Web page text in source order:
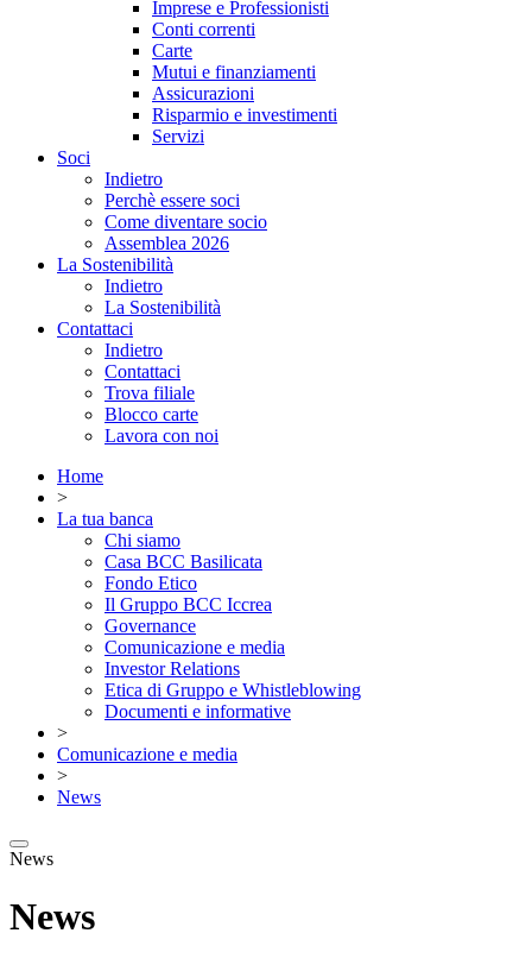
Imprese e Professionisti
Conti correnti
Carte
Mutui e finanziamenti
Assicurazioni
Risparmio e investimenti
Servizi
Soci
Indietro
Perchè essere soci
Come diventare socio
Assemblea 2026
La Sostenibilità
Indietro
La Sostenibilità
Contattaci
Indietro
Contattaci
Trova filiale
Blocco carte
Lavora con noi
Home
>
La tua banca
Chi siamo
Casa BCC Basilicata
Fondo Etico
Il Gruppo BCC Iccrea
Governance
Comunicazione e media
Investor Relations
Etica di Gruppo e Whistleblowing
Documenti e informative
>
Comunicazione e media
>
News
News
News